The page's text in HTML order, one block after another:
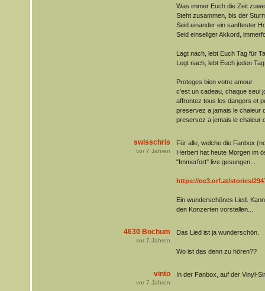
Was immer Euch die Zeit
Steht zusammen, bis der
Seid einander ein sanftester
Seid einseliger Akkord,
Lagt nach, lebt Euch Tag für
Legt nach, lebt Euch jeden Tag
Proteges bien votre amour
c'est un cadeau, chaque seul
affrontez tous les dangers et
preservez a jamais le chaleur
preservez a jemais le chaleur
swisschris
vor 7 Jahren
Für alle, welche die Fanbox
Herbert hat heute Morgen im
"Immerfort" live gesungen...
https://oe3.orf.at/stories/
Ein wunderschönes Lied.
den Konzerten vorstellen...
4630 Bochum
vor 7 Jahren
Das Lied ist ja wunderschön.
Wo ist das denn zu hören??
vinto
vor 7 Jahren
In der Fanbox, auf der Vinyl-